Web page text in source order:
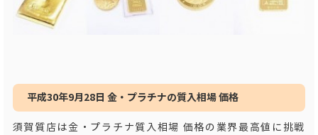
平成30年9月28日 金・プラチナの質入相場 価格
須賀質店は金・プラチナ質入相場 価格の業界最高値に挑戦